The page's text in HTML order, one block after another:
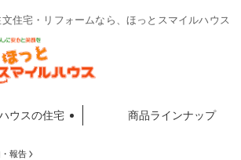
文住宅・リフォームなら、ほっとスマイルハウ
ウスの住宅 商品ラインナップ
報告